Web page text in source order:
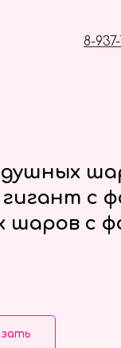
8-
с
шаров с